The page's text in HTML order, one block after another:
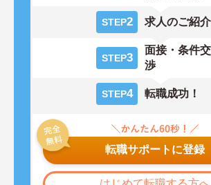
STEP2 求人のご紹介
STEP3
面接・条件交
渉
STEP4 転職成功！
転職サポートに登録